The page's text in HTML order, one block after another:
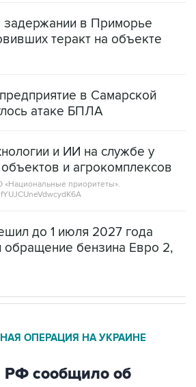
в Приморье
теракт на объекте
в Самарской
атаке БПЛА
и ИИ на службе у
и агрокомплексов
приоритеты».
до 1 июля 2027 года
обращение бензина Евро 2,
ОПЕРАЦИЯ НА УКРАИНЕ
сообщило об